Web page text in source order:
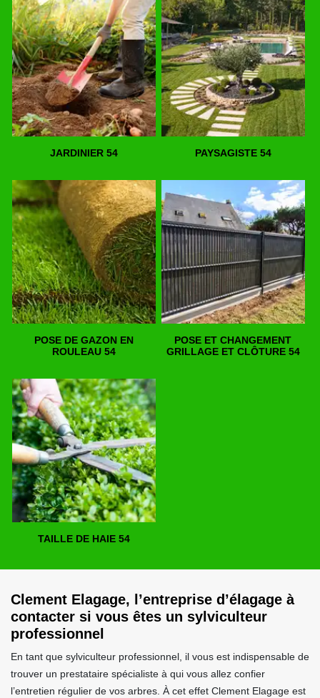
JARDINIER 54 PAYSAGISTE 54
POSE DE GAZON EN
ROULEAU 54
POSE ET CHANGEMENT
GRILLAGE ET CLÔTURE 54
TAILLE DE HAIE 54
Clement Elagage, l’entreprise d’élagage à
contacter si vous êtes un sylviculteur
professionnel
En tant que sylviculteur professionnel, il vous est indispensable de
trouver un prestataire spécialiste à qui vous allez confier
l’entretien régulier de vos arbres. À cet effet Clement Elagage est